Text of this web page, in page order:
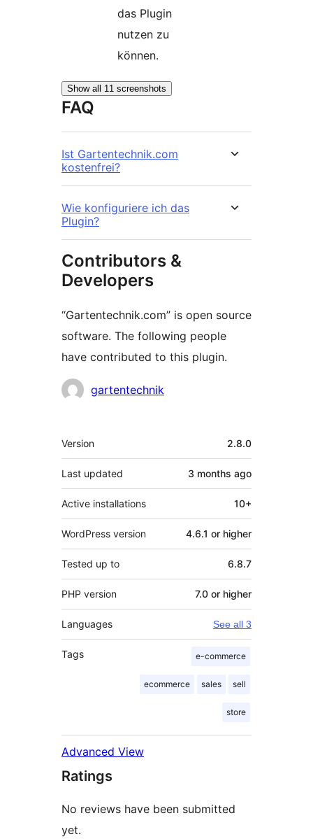
das Plugin
nutzen zu
können.
Show all 11 screenshots
FAQ
Ist Gartentechnik.com
kostenfrei?
Wie konfiguriere ich das
Plugin?
Contributors &
Developers
“Gartentechnik.com” is open source
software. The following people
have contributed to this plugin.
Contributors
gartentechnik
Meta
Version 2.8.0
Last updated 3 months ago
Active installations 10+
WordPress version 4.6.1 or higher
Tested up to 6.8.7
PHP version 7.0 or higher
Languages See all 3
Tags e-commerce
ecommerce sales sell
store
Advanced View
Ratings
No reviews have been submitted
yet.